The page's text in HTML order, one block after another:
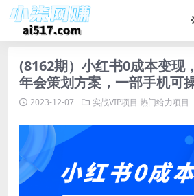
(8162期）小红书0成本变现
年会策划方案，一部手机可
2023-12-07 实战VIP项目 热门给力项目